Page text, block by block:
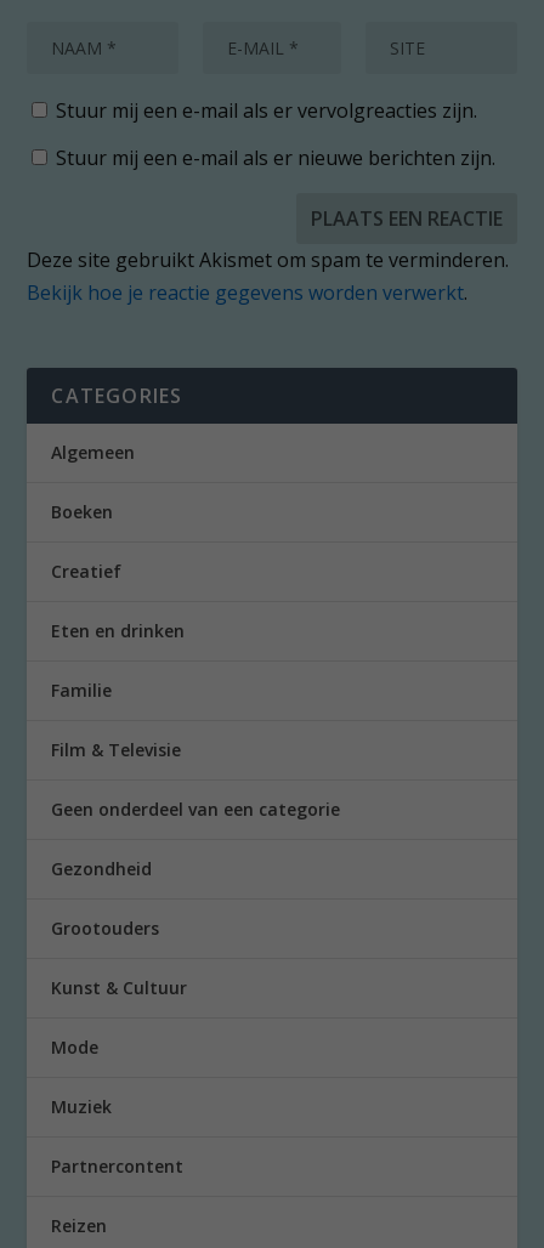
Stuur mij een e-mail als er vervolgreacties zijn.
Stuur mij een e-mail als er nieuwe berichten zijn.
Deze site gebruikt Akismet om spam te verminderen.
Bekijk hoe je reactie gegevens worden verwerkt.
CATEGORIES
Algemeen
Boeken
Creatief
Eten en drinken
Familie
Film & Televisie
Geen onderdeel van een categorie
Gezondheid
Grootouders
Kunst & Cultuur
Mode
Muziek
Partnercontent
Reizen